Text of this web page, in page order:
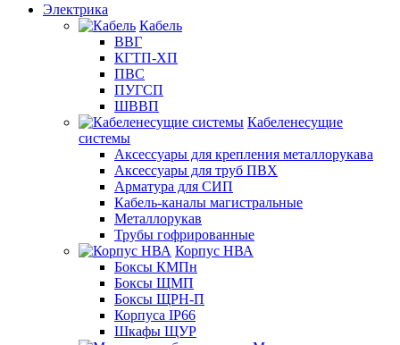
Электрика
Кабель
ВВГ
КГТП-ХП
ПВС
ПУГСП
ШВВП
Кабеленесущие
системы
Аксессуары для крепления металлорукава
Аксессуары для труб ПВХ
Арматура для СИП
Кабель-каналы магистральные
Металлорукав
Трубы гофрированные
Корпус НВА
Боксы КМПн
Боксы ЩМП
Боксы ЩРН-П
Корпуса IP66
Шкафы ЩУР